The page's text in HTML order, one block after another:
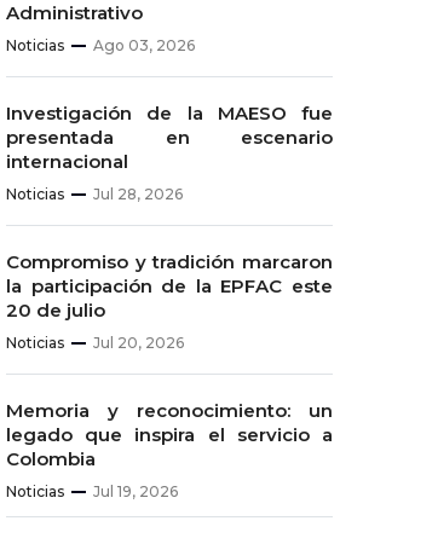
Administrativo
Noticias Ago 03, 2026
Investigación de la MAESO fue
presentada en escenario
internacional
Noticias Jul 28, 2026
Compromiso y tradición marcaron
la participación de la EPFAC este
20 de julio
Noticias Jul 20, 2026
Memoria y reconocimiento: un
legado que inspira el servicio a
Colombia
Noticias Jul 19, 2026